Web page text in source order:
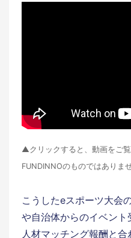
▲クリックすると、動画をご
FUNDINNOのものではありませ
こうしたeスポーツ大会
や自治体からのイベント
人材マッチング報酬と